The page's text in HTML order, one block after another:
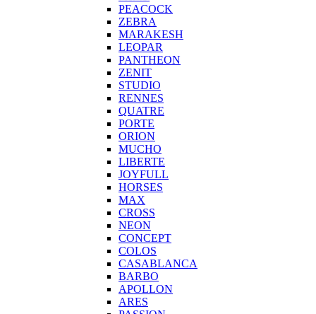
PEACOCK
ZEBRA
MARAKESH
LEOPAR
PANTHEON
ZENIT
STUDIO
RENNES
QUATRE
PORTE
ORION
MUCHO
LIBERTE
JOYFULL
HORSES
MAX
CROSS
NEON
CONCEPT
COLOS
CASABLANCA
BARBO
APOLLON
ARES